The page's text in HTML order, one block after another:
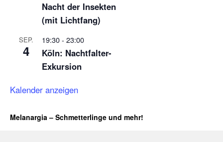
Nacht der Insekten
(mit Lichtfang)
SEP.
4
19:30- 23:00
Köln: Nachtfalter-
Exkursion
Kalender anzeigen
Melanargia – Schmetterlinge und mehr!